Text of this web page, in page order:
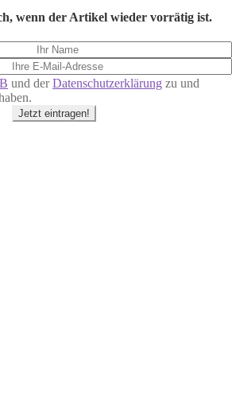
wenn der Artikel wieder vorrätig ist.
und derDatenschutzerklärung zu und
Jetzt eintragen!